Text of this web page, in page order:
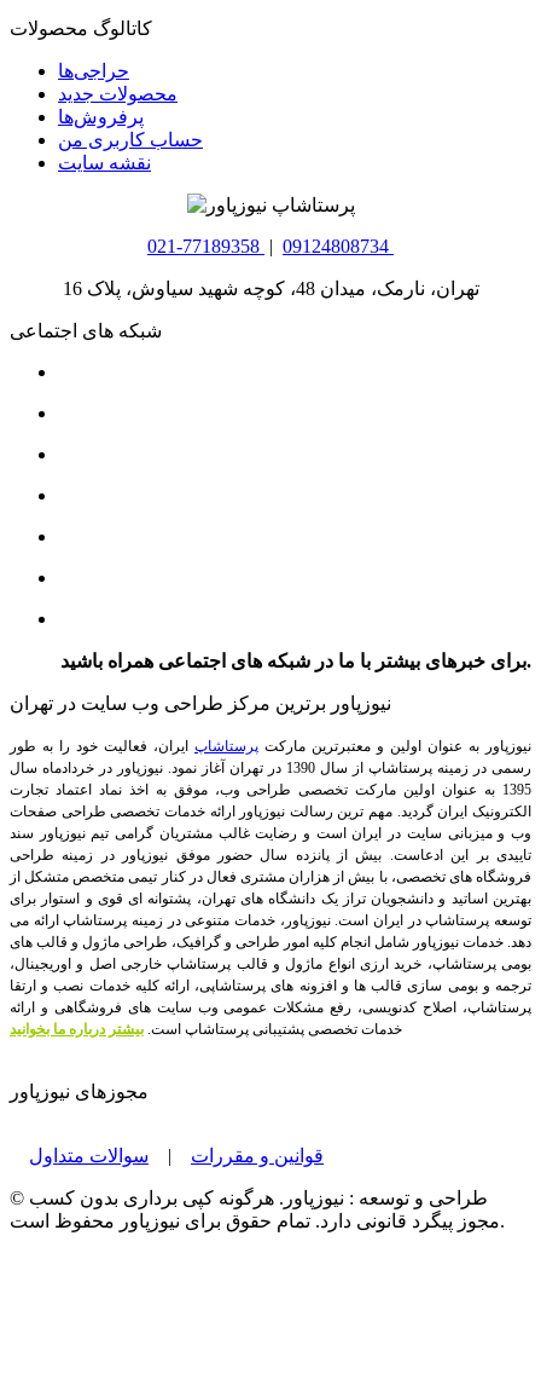
کاتالوگ محصولات
حراجی‌ها
محصولات جدید
پرفروش‌ها
حساب کاربری من
نقشه سایت
021-77189358 | 09124808734
تهران، نارمک، میدان 48، کوچه شهید سیاوش، پلاک 16
شبکه های اجتماعی
برای خبرهای بیشتر با ما در شبکه های اجتماعی همراه باشید.
نیوزپاور برترین مرکز طراحی وب سایت در تهران
نیوزپاور به عنوان اولین و معتبرترین مارکت پرستاشاپ ایران، فعالیت خود را به طور
رسمی در زمینه پرستاشاپ از سال 1390 در تهران آغاز نمود. نیوزپاور در خردادماه سال
1395 به عنوان اولین مارکت تخصصی طراحی وب، موفق به اخذ نماد اعتماد تجارت
الکترونیک ایران گردید. مهم ترین رسالت نیوزپاور ارائه خدمات تخصصی طراحی صفحات
وب و میزبانی سایت در ایران است و رضایت غالب مشتریان گرامی تیم نیوزپاور سند
تاییدی بر این ادعاست. بیش از پانزده سال حضور موفق نیوزپاور در زمینه طراحی
فروشگاه های تخصصی، با بیش از هزاران مشتری فعال در کنار تیمی متخصص متشکل از
بهترین اساتید و دانشجویان تراز یک دانشگاه های تهران، پشتوانه ای قوی و استوار برای
توسعه پرستاشاپ در ایران است.نیوزپاور، خدمات متنوعی در زمینه پرستاشاپ ارائه می
دهد. خدمات نیوزپاور شامل انجام کلیه امور طراحی و گرافیک، طراحی ماژول و قالب های
بومی پرستاشاپ، خرید ارزی انواع ماژول و قالب پرستاشاپ خارجی اصل و اوریجینال،
ترجمه و بومی سازی قالب ها و افزونه های پرستاشاپی، ارائه کلیه خدمات نصب و ارتقا
پرستاشاپ، اصلاح کدنویسی، رفع مشکلات عمومی وب سایت های فروشگاهی و ارائه
خدمات تخصصی پشتیبانی پرستاشاپ است. بیشتر درباره ما بخوانید
مجوزهای نیوزپاور
قوانین و مقررات | سوالات متداول
© طراحی و توسعه : نیوزپاور. هرگونه کپی برداری بدون کسب
مجوز پیگرد قانونی دارد. تمام حقوق برای نیوزپاور محفوظ است.